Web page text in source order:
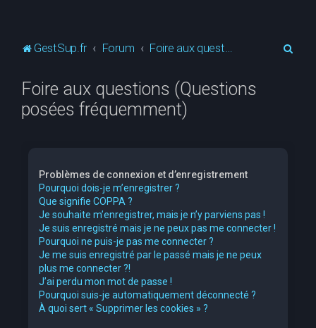
GestSup.fr Forum Foire aux questions (Questions posées fréquemment)
Foire aux questions (Questions
posées fréquemment)
Problèmes de connexion et d’enregistrement
Pourquoi dois-je m’enregistrer ?
Que signifie COPPA ?
Je souhaite m’enregistrer, mais je n’y parviens pas !
Je suis enregistré mais je ne peux pas me connecter !
Pourquoi ne puis-je pas me connecter ?
Je me suis enregistré par le passé mais je ne peux
plus me connecter ?!
J’ai perdu mon mot de passe !
Pourquoi suis-je automatiquement déconnecté ?
À quoi sert « Supprimer les cookies » ?